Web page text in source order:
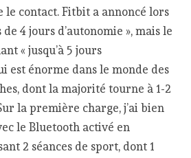
contact. Fitbit a annoncé lors
4 jours d’autonomie », mais le
« jusqu’à 5 jours
est énorme dans le monde des
dont la majorité tourne à 1-2
la première charge, j’ai bien
le Bluetooth activé en
2 séances de sport, dont 1